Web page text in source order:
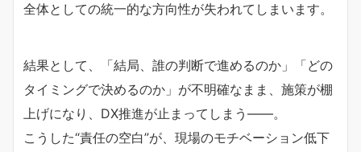
全体としての統一的な方向性が失われてしまいます。
結果として、「結局、誰の判断で進めるのか」「どの
タイミングで決めるのか」が不明確なまま、施策が棚
上げになり、DX推進が止まってしまう――。
こうした“責任の空白”が、現場のモチベーション低下